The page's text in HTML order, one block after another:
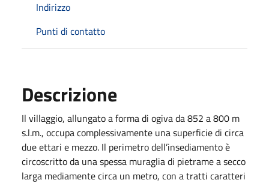
Indirizzo
Punti di contatto
Descrizione
Il villaggio, allungato a forma di ogiva da 852 a 800 m
s.l.m., occupa complessivamente una superficie di circa
due ettari e mezzo. Il perimetro dell’insediamento è
circoscritto da una spessa muraglia di pietrame a secco
larga mediamente circa un metro, con a tratti caratteri